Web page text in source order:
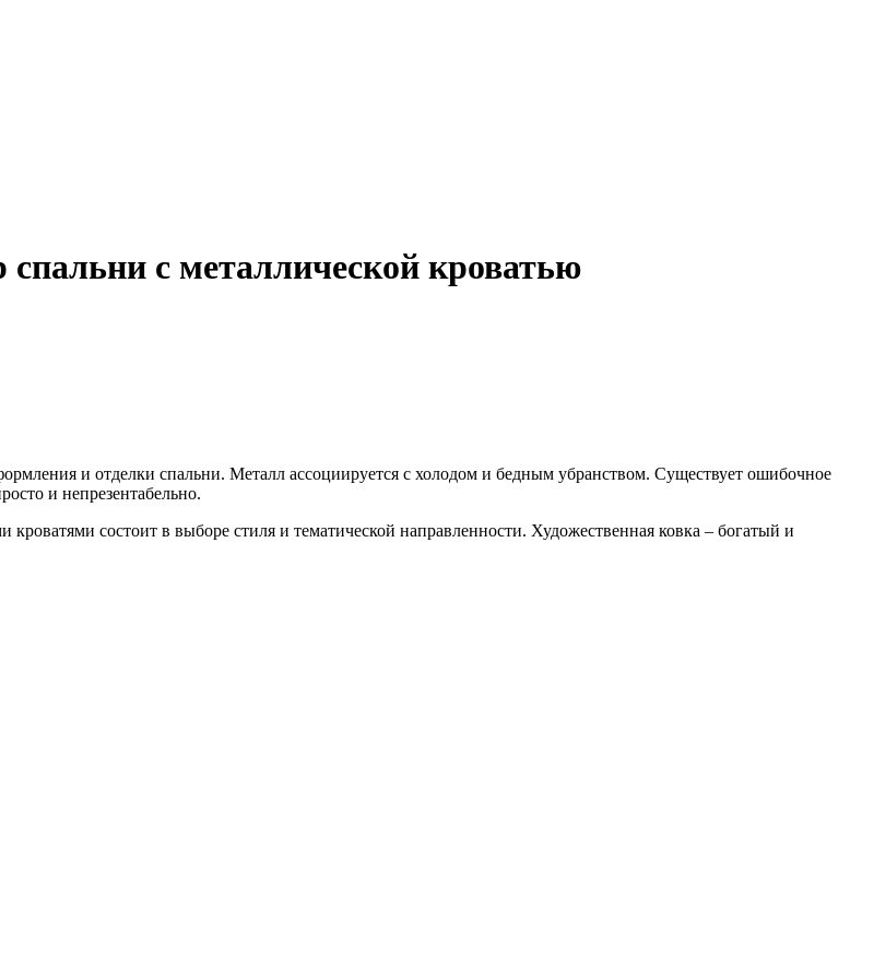
с металлической кроватью
и отделки спальни. Металл ассоциируется с холодом и бедным убранством. Существует ошибочное
и непрезентабельно.
состоит в выборе стиля и тематической направленности. Художественная ковка – богатый и